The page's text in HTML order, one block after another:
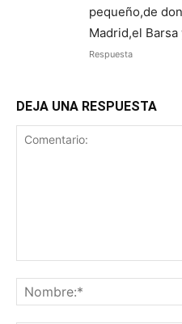
pequeño,de
Madrid,el Barsa
Respuesta
DEJA UNA RESPUESTA